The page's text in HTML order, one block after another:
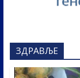
ЗДРАВЉЕ